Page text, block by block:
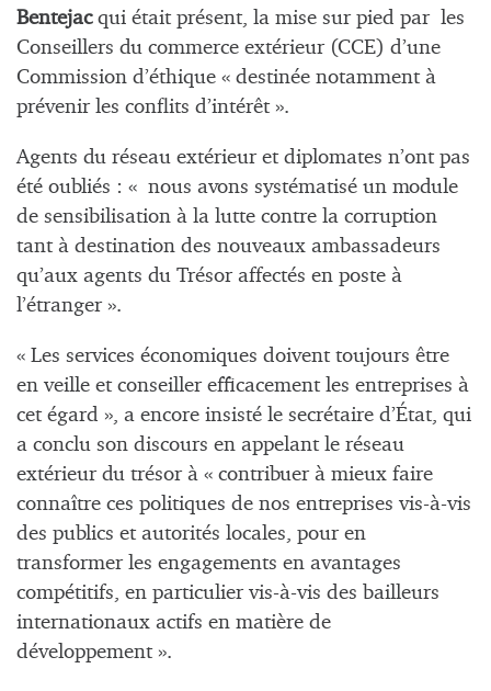
Bentejac qui était présent, la mise sur pied par les
Conseillers du commerce extérieur (CCE) d’une
Commission d’éthique « destinée notamment à
prévenir les conflits d’intérêt ».
Agents du réseau extérieur et diplomates n’ont pas
été oubliés : « nous avons systématisé un module
de sensibilisation à la lutte contre la corruption
tant à destination des nouveaux ambassadeurs
qu’aux agents du Trésor affectés en poste à
l’étranger ».
« Les services économiques doivent toujours être
en veille et conseiller efficacement les entreprises à
cet égard », a encore insisté le secrétaire d’État, qui
a conclu son discours en appelant le réseau
extérieur du trésor à « contribuer à mieux faire
connaître ces politiques de nos entreprises vis-à-vis
des publics et autorités locales, pour en
transformer les engagements en avantages
compétitifs, en particulier vis-à-vis des bailleurs
internationaux actifs en matière de
développement ».